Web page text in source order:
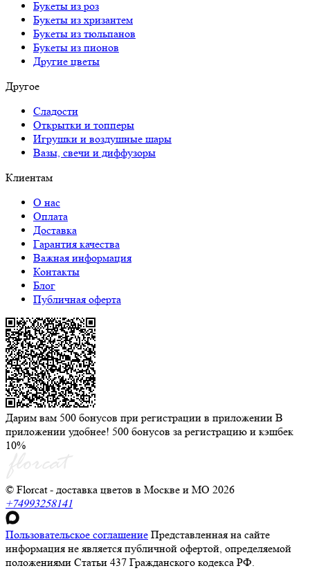
Букеты из роз
Букеты из хризантем
Букеты из тюльпанов
Букеты из пионов
Другие цветы
Другое
Сладости
Открытки и топперы
Игрушки и воздушные шары
Вазы, свечи и диффузоры
Клиентам
О нас
Оплата
Доставка
Гарантия качества
Важная информация
Контакты
Блог
Публичная оферта
Дарим вам 500 бонусов при регистрации в приложении В
приложении удобнее! 500 бонусов за регистрацию и кэшбек
10%
© Florcat - доставка цветов в Москве и МО 2026
+74993258141
Пользовательское соглашение Представленная на сайте
информация не является публичной офертой, определяемой
положениями Статьи 437 Гражданского кодекса РФ.